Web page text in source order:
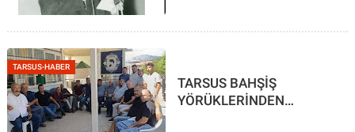
TARSUS-HABER
TARSUS BAHŞİŞ
YÖRÜKLERİNDEN